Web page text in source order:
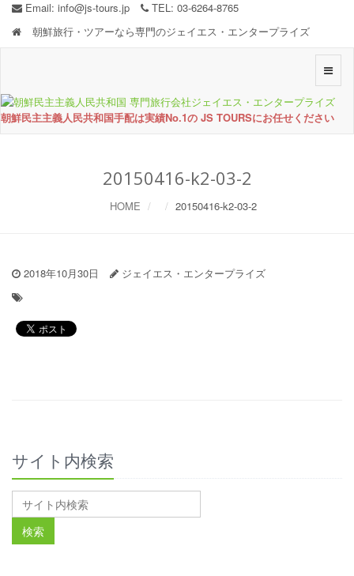
Email: info@js-tours.jp
TEL: 03-6264-8765
朝鮮旅行・ツアーなら専門のジェイエス・エンタープライズ
Toggle
朝鮮民主主義人民共和国手配は実績No.1の JS TOURSにお任せください
20150416-k2-03-2
HOME 20150416-k2-03-2
2018年10月30日 ジェイエス・エンタープライズ
サイト内検索